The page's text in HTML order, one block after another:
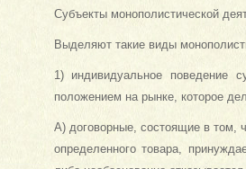
Субъекты монополистической
Выделяют такие виды
1) индивидуальное поведение
положением на рынке, которое
А) договорные, состоящие в том,
определенного товара,